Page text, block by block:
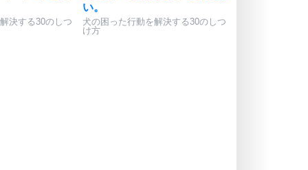
決する30のしつ
い。
犬の困った行動を解決する30のしつ
け方